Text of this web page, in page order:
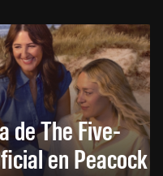
de The Five-
en Peacock